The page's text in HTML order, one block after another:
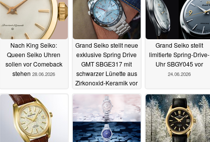
Nach King Seiko:
Queen Seiko Uhren
sollen vor Comeback
stehen 28.06.2026
Grand Seiko stellt neue
exklusive Spring Drive
GMT SBGE317 mit
schwarzer Lünette aus
Zirkonoxid-Keramik vor
27.06.2026
Grand Seiko stellt
limitierte Spring-Drive-
Uhr SBGY045 vor
24.06.2026